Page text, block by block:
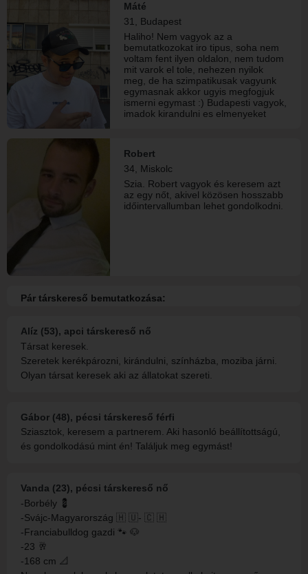
alakul, ami alakul. Szívesen
elmegyek egy jó vacsorára,
múzeumba, sétálni vagy bármi olyan
programra, ahol lehet beszélgetni és
jól érezni magunkat.
Máté
31, Budapest
Haliho! Nem vagyok az a
bemutatkozokat iro tipus, soha nem
voltam fent ilyen oldalon, nem tudom
mit varok el tole, nehezen nyilok
meg, de ha szimpatikusak vagyunk
egymasnak akkor ugyis megfogjuk
ismerni egymast :) Budapesti vagyok,
imadok kirandulni es elmenyeket
a felugyelete, nagyon szeretem ot,
nem tudnek es nem is leszek hetvegi
apuka soha. Ha ez zavar akkor ne is
farasszuk egymast:)
Robert
34, Miskolc
Szia. Robert vagyok és keresem azt
az egy nőt, akivel közösen hosszabb
időintervallumban lehet gondolkodni.
Pár társkereső bemutatkozása:
Alíz (53), apci társkereső nő
Társat keresek.
Szeretek kerékpározni, kirándulni, színházba, moziba járni.
Olyan társat keresek aki az állatokat szereti.
Gábor (48), pécsi társkereső férfi
Sziasztok, keresem a partnerem. Aki hasonló beállítottságú,
és gondolkodású mint én! Találjuk meg egymást!
Vanda (23), pécsi társkereső nő
-Borbély 💈
-Svájc-Magyarország 🇭 🇺- 🇨 🇭
-Franciabulldog gazdi 🐾 🐶
-23 🥂
-168 cm 📐